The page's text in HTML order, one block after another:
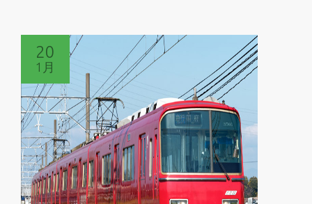
読
MLM
な
ど
の
音
楽
団
に
20
1月